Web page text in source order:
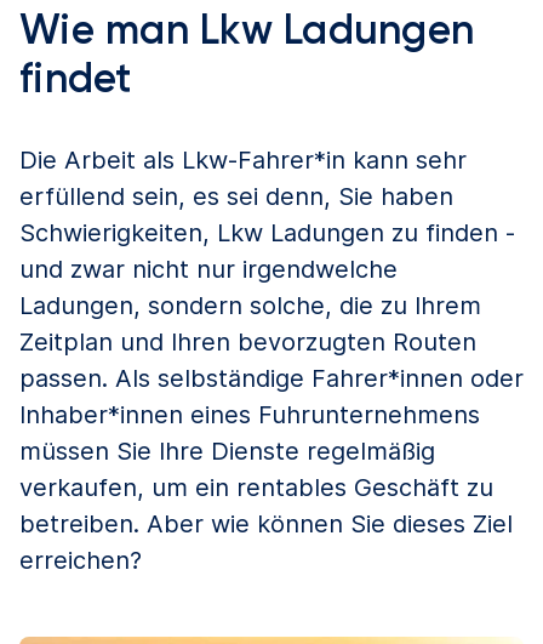
Wie man Lkw Ladungen
findet
Die Arbeit als Lkw-Fahrer*in kann sehr
erfüllend sein, es sei denn, Sie haben
Schwierigkeiten, Lkw Ladungen zu finden -
und zwar nicht nur irgendwelche
Ladungen, sondern solche, die zu Ihrem
Zeitplan und Ihren bevorzugten Routen
passen. Als selbständige Fahrer*innen oder
Inhaber*innen eines Fuhrunternehmens
müssen Sie Ihre Dienste regelmäßig
verkaufen, um ein rentables Geschäft zu
betreiben. Aber wie können Sie dieses Ziel
erreichen?